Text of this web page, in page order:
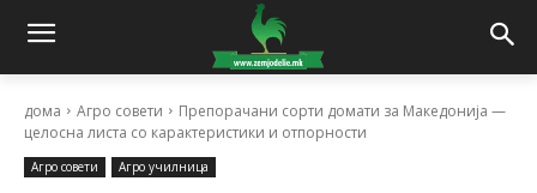
дома Агро совети
Препорачани сорти домати за Македонија —
целосна листа со карактеристики и отпорности
Агро совети Агро училница